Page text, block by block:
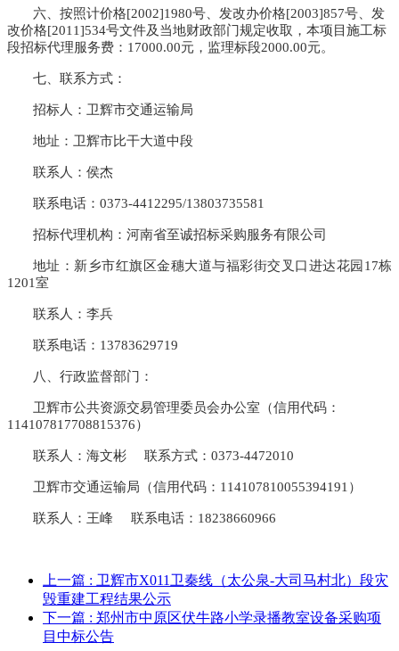
六、按照计价格[2002]1980号、发改办价格[2003]857号、发
改价格[2011]534号文件及当地财政部门规定收取，本项目施工标
段招标代理服务费：17000.00元，监理标段2000.00元。
七、联系方式：
招标人：卫辉市交通运输局
地址：卫辉市比干大道中段
联系人：侯杰
联系电话： 0373-4412295/13803735581
招标代理机构：河南省至诚招标采购服务有限公司
地址：新乡市红旗区金穗大道与福彩街交叉口进达花园 17栋
1201室
联系人：李兵
联系电话： 13783629719
八、行政监督部门：
卫辉市公共资源交易管理委员会办公室（信用代码：
114107817708815376）
联系人：海文彬 联系方式：0373-4472010
卫辉市交通运输局（信用代码： 114107810055394191）
联系人：王峰 联系电话：18238660966
上一篇 : 卫辉市X011卫秦线（太公泉-大司马村北）段灾
毁重建工程结果公示
下一篇 : 郑州市中原区伏牛路小学录播教室设备采购项
目中标公告